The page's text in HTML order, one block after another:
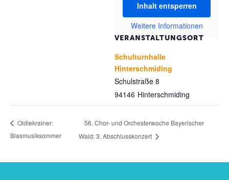
VERANSTALTUNGSORT
Schulturnhalle
Hinterschmiding
Schulstraße 8
Hinterschmiding
94146
Inhalt entsperren
Weitere Informationen
Oldiekrainer:
Blasmusiksommer
56. Chor- und Orchesterwoche Bayerischer
Wald: 3. Abschlusskonzert